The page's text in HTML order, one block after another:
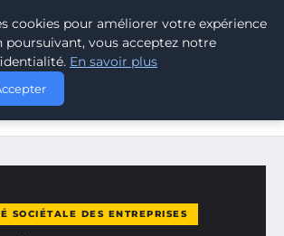
BLOG
SOCIÉTALE DES ENTREPRISES
: COURS 2023-2024 ET SOLUTIONS POUR
SOCIÉTALE DES ENTREPRISES
cookies pour améliorer votre expérience
poursuivant, vous acceptez notre
En savoir plus